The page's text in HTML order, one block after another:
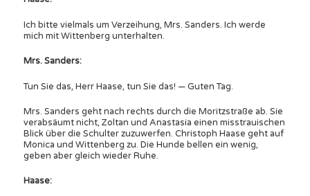
Ich bitte vielmals um Verzeihung, Mrs. Sanders. Ich werde
mich mit Wittenberg unterhalten.
Mrs. Sanders:
Tun Sie das, Herr Haase, tun Sie das! — Guten Tag.
Mrs. Sanders geht nach rechts durch die Moritzstraße ab. Sie
verabsäumt nicht, Zoltan und Anastasia einen misstrauischen
Blick über die Schulter zuzuwerfen. Christoph Haase geht auf
Monica und Wittenberg zu. Die Hunde bellen ein wenig,
geben aber gleich wieder Ruhe.
Haase: